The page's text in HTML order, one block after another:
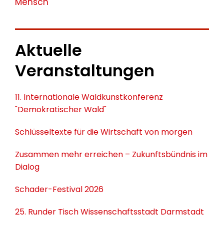
Aktuelle
Veranstaltungen
11. Internationale Waldkunstkonferenz
"Demokratischer Wald"
Schlüsseltexte für die Wirtschaft von morgen
Zusammen mehr erreichen – Zukunftsbündnis im
Dialog
Schader-Festival 2026
25. Runder Tisch Wissenschaftsstadt Darmstadt